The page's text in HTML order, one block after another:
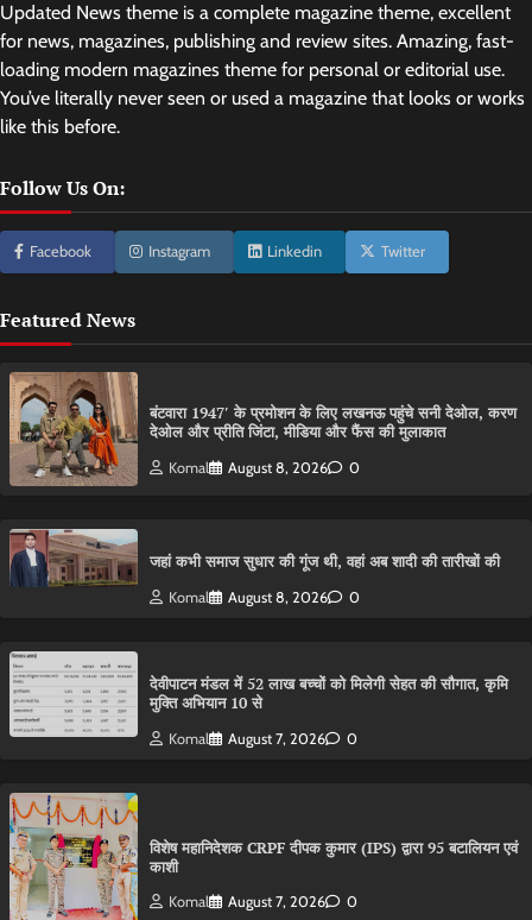
Updated News theme is a complete magazine theme, excellent
for news, magazines, publishing and review sites. Amazing, fast-
loading modern magazines theme for personal or editorial use.
You’ve literally never seen or used a magazine that looks or works
like this before.
Follow Us On:
Facebook Instagram Linkedin Twitter
Featured News
बंटवारा 1947′ के प्रमोशन के लिए लखनऊ पहुंचे सनी देओल, करण
देओल और प्रीति जिंटा, मीडिया और फैंस की मुलाकात
Komal August 8, 2026 0
जहां कभी समाज सुधार की गूंज थी, वहां अब शादी की तारीखों की
Komal August 8, 2026 0
देवीपाटन मंडल में 52 लाख बच्चों को मिलेगी सेहत की सौगात, कृमि
मुक्ति अभियान 10 से
Komal August 7, 2026 0
विशेष महानिदेशक CRPF दीपक कुमार (IPS) द्वारा 95 बटालियन एवं
काशी
Komal August 7, 2026 0